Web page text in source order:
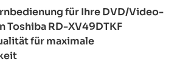
für Ihre DVD/Video-
Toshiba RD-XV49DTKF
für maximale